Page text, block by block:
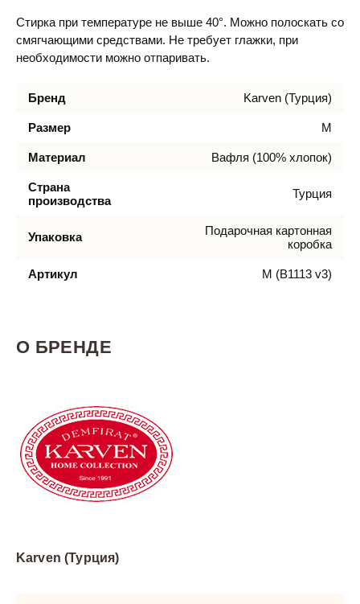
Стирка при температуре не выше 40°. Можно полоскать со
смягчающими средствами. Не требует глажки, при
необходимости можно отпаривать.
Бренд Karven (Турция)
Размер M
Материал Вафля (100% хлопок)
Страна
производства
Турция
Упаковка
Подарочная картонная
коробка
Артикул M (B1113 v3)
О БРЕНДЕ
Karven (Турция)